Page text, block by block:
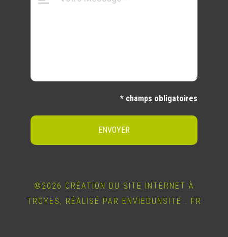
* champs obligatoires
ENVOYER
©2026 CRÉATION DU SITE INTERNET À
TROYES, RÉALISÉ PAR ENVIEDUNSITE . FR